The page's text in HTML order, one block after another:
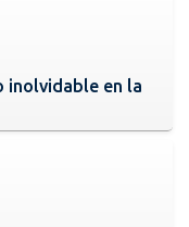
inolvidable en la